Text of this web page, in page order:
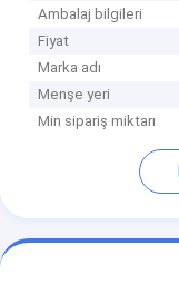
Ambalaj bilgileri
Fiyat
Marka adı
Menşe yeri
Min sipariş miktarı